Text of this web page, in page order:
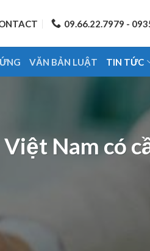
09.66.22.7979 -
VĂN BẢN LUẬT TIN TỨC
Nam có